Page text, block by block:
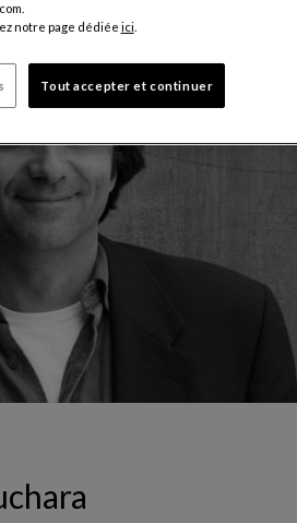
notre page dédiée ici.
Tout accepter et continuer